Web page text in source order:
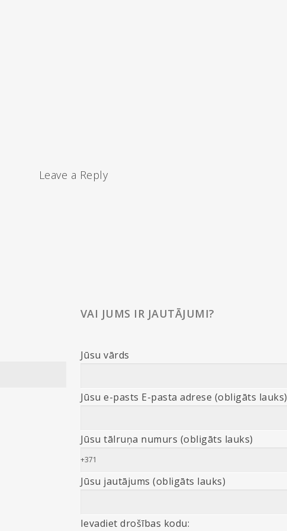
Leave a Reply
VAI JUMS IR JAUTĀJUMI?
Jūsu vārds
Jūsu e-pasts E-pasta adrese (obligāts lauks)
Jūsu tālruņa numurs (obligāts lauks)
Jūsu jautājums (obligāts lauks)
Ievadiet drošības kodu: